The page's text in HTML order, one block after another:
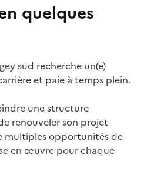
quelques
sud recherche un(e)
et paie à temps plein.
une structure
renouveler son projet
multiples opportunités de
en œuvre pour chaque